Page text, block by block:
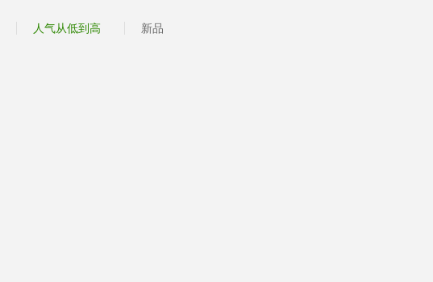
人气从低到高 新品